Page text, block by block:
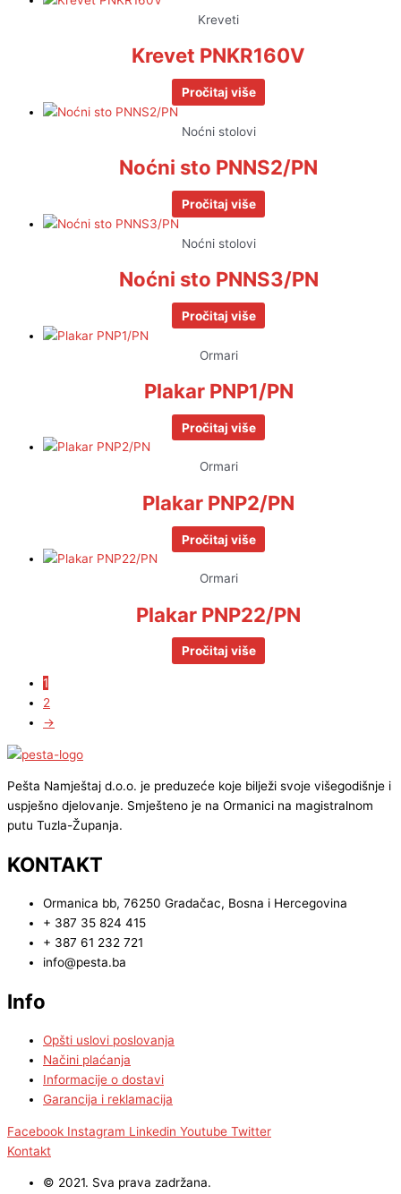
Kreveti
Krevet PNKR160V
Pročitaj više
Noćni stolovi
Noćni sto PNNS2/PN
Pročitaj više
Noćni stolovi
Noćni sto PNNS3/PN
Pročitaj više
Ormari
Plakar PNP1/PN
Pročitaj više
Ormari
Plakar PNP2/PN
Pročitaj više
Ormari
Plakar PNP22/PN
Pročitaj više
1
2
→
Pešta Namještaj d.o.o. je preduzeće koje bilježi svoje višegodišnje i
uspješno djelovanje. Smješteno je na Ormanici na magistralnom
putu Tuzla-Županja.
KONTAKT
Ormanica bb, 76250 Gradačac, Bosna i Hercegovina
+ 387 35 824 415
+ 387 61 232 721
info@pesta.ba
Info
Opšti uslovi poslovanja
Načini plaćanja
Informacije o dostavi
Garancija i reklamacija
Facebook Instagram Linkedin Youtube Twitter
Kontakt
© 2021. Sva prava zadržana.